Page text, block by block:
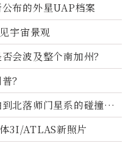
布的外星UAP档案
宇宙景观
会波及整个南加州？
？
北落师门星系的碰撞与
3I/ATLAS新照片